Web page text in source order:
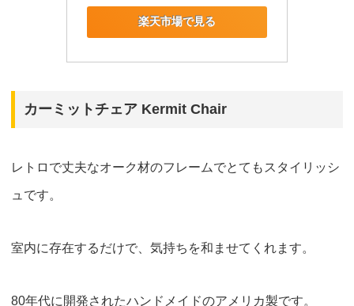
楽天市場で見る
カーミットチェア Kermit Chair
レトロで丈夫なオーク材のフレームでとてもスタイリッシ
ュです。
室内に存在するだけで、気持ちを和ませてくれます。
80年代に開発されたハンドメイドのアメリカ製です。